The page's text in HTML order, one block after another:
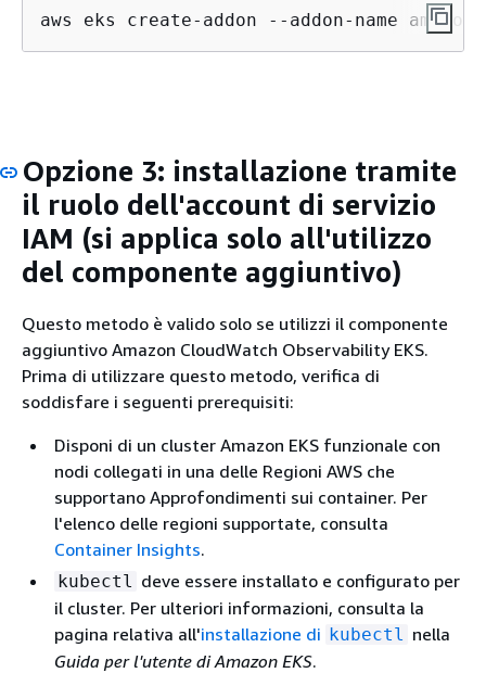
aws eks create-addon --addon-name
Opzione 3: installazione tramite
il ruolo dell'account di servizio
IAM (si applica solo all'utilizzo
del componente aggiuntivo)
Questo metodo è valido solo se utilizzi il componente
aggiuntivo Amazon CloudWatch Observability EKS.
Prima di utilizzare questo metodo, verifica di
soddisfare i seguenti prerequisiti:
Disponi di un cluster Amazon EKS funzionale con
nodi collegati in una delle Regioni AWS che
supportano Approfondimenti sui container. Per
l'elenco delle regioni supportate, consulta
Container Insights.
kubectl
deve essere installato e configurato per
il cluster. Per ulteriori informazioni, consulta la
pagina relativa all'installazione di kubectl
nella
Guida per l'utente di Amazon EKS.